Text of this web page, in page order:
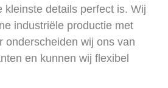
kleinste details perfect is. Wij
industriële productie met
onderscheiden wij ons van
en kunnen wij flexibel